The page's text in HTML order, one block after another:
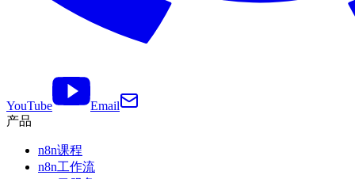
YouTube
Email
产品
n8n课程
n8n工作流